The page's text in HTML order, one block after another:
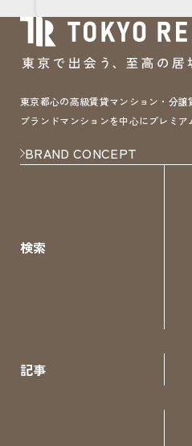
東京都心の高級賃貸マンション・分
ブランドマンションを中心にプレミ
BRAND CONCEPT
検索
記事